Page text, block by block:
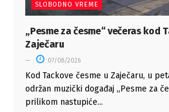
SLOBODNO VREME
„Pesme za česme“ večeras kod
Zaječaru
07/08/2026
Kod Tackove česme u Zaječaru, u
održan muzički događaj „Pesme za
prilikom nastupiće...